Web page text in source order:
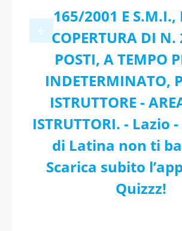
165/2001 E S.M.I.,
COPERTURA DI N.
POSTI, A TEMPO
INDETERMINATO,
ISTRUTTORE -
ISTRUTTORI. - Lazio
di Latina non ti
Scarica subito
Quizzz!